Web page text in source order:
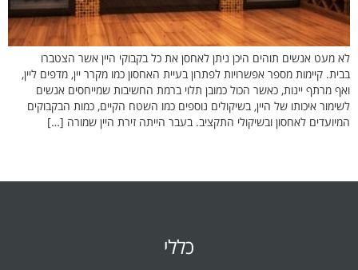
לא מעט אנשים תוהים היכן ניתן לאחסן את כל בקבוקי היין אשר הצטברו
בבית. קיימות מספר אפשרויות לפתרון בעיית האחסון כמו מקרר יין, מדפים ליין,
ואף מרתף יינות, כאשר הכול כמובן תלוי ברמת החשיבות שמייחסים אנשים
לשימור איכותו של היין, בשיקולים נוספים כמו השטח הקיים, כמות הבקבוקים
המיועדים לאחסון ובשיקולי התקציב. בעבר הייתה זירת היין שמורה […]
כללי